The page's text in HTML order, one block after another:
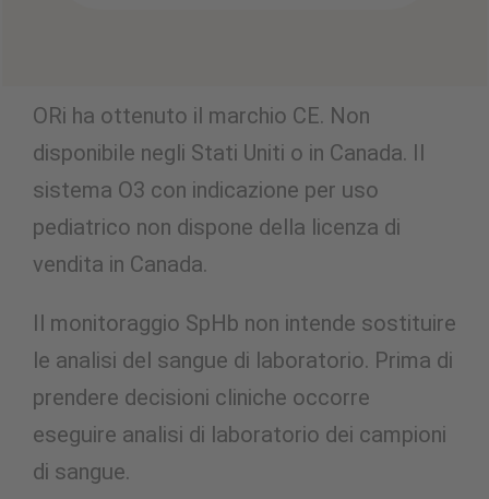
ORi ha ottenuto il marchio CE. Non
disponibile negli Stati Uniti o in Canada. Il
sistema O3 con indicazione per uso
pediatrico non dispone della licenza di
vendita in Canada.
Il monitoraggio SpHb non intende sostituire
le analisi del sangue di laboratorio. Prima di
prendere decisioni cliniche occorre
eseguire analisi di laboratorio dei campioni
di sangue.